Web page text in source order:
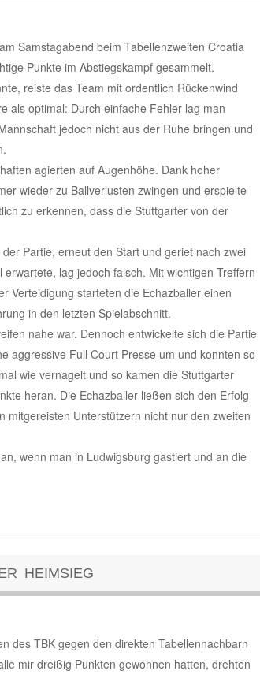
Samstagabend beim Tabellenzweiten Croatia
Punkte im Abstiegskampf gesammelt.
reiste das Team mit ordentlich Rückenwind
als optimal: Durch einfache Fehler lag man
jedoch nicht aus der Ruhe bringen und
agierten auf Augenhöhe. Dank hoher
wieder zu Ballverlusten zwingen und erspielte
zu erkennen, dass die Stuttgarter von der
Partie, erneut den Start und geriet nach zwei
lag jedoch falsch. Mit wichtigen Treffern
Verteidigung starteten die Echazballer einen
in den letzten Spielabschnitt.
nahe war. Dennoch entwickelte sich die Partie
aggressive Full Court Presse um und konnten so
wie vernagelt und so kamen die Stuttgarter
heran. Die Echazballer ließen sich den Erfolg
Unterstützern nicht nur den zweiten
wenn man in Ludwigsburg gastiert und an die
HEIMSIEG
des TBK gegen den direkten Tabellennachbarn
mir dreißig Punkten gewonnen hatten, drehten